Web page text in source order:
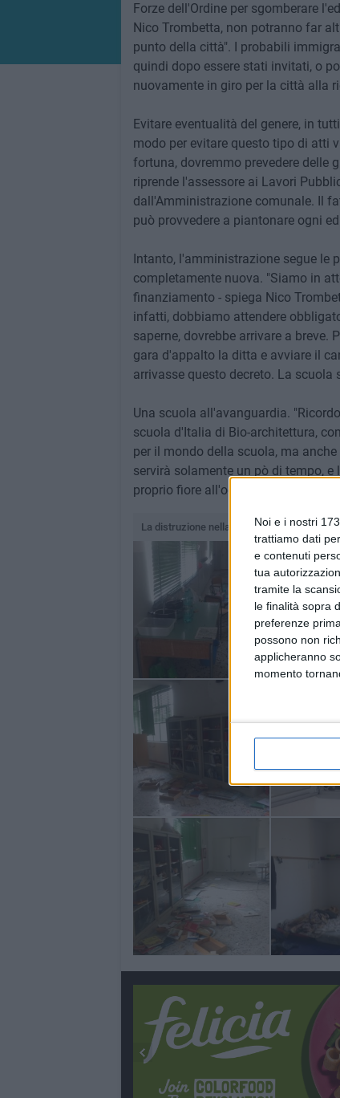
Noi e i nostri
trattiamo dati
e contenuti
tua
tramite la
le finalità sopra
preferenze
possono non
applicheranno
momento
Forze dell'Ordine per sgomberare
Nico Trombetta, non potranno far
punto della città". I probabili
quindi dopo essere stati invitati, o
nuovamente in giro per la città alla
Evitare eventualità del genere, in
modo per evitare questo tipo di atti
fortuna, dovremmo prevedere delle
riprende l'assessore ai Lavori
dall'Amministrazione comunale. Il
può provvedere a piantonare ogni
Intanto, l'amministrazione segue le
completamente nuova. "Siamo in
finanziamento - spiega Nico
infatti, dobbiamo attendere
saperne, dovrebbe arrivare a
gara d'appalto la ditta e avviare il
arrivasse questo decreto. La
Una scuola all'avanguardia.
scuola d'Italia di Bio-architettura,
per il mondo della scuola, ma
servirà solamente un pò di tempo,
proprio fiore all'occhiello della città,
La distruzione nella scuola di via Bramante